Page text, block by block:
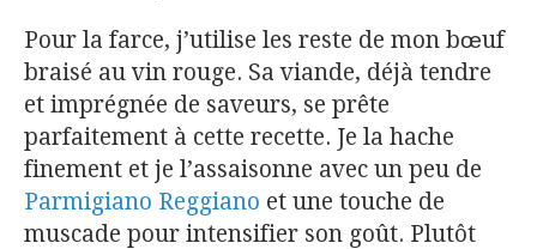
Pour la farce, j’utilise les reste de mon bœuf
braisé au vin rouge. Sa viande, déjà tendre
et imprégnée de saveurs, se prête
parfaitement à cette recette. Je la hache
finement et je l’assaisonne avec un peu de
Parmigiano Reggiano et une touche de
muscade pour intensifier son goût. Plutôt